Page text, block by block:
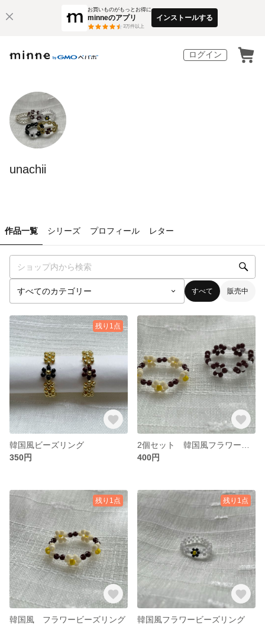
お買いものがもっとお得に
minneのアプリ
3万件以上
インストールする
ログイン
unachii
作品一覧 シリーズ プロフィール レター
すべて 販売中
残り1点
韓国風ビーズリング
350円
400円
残り1点
韓国風 フラワービーズリング
残り1点
韓国風フラワービーズリング